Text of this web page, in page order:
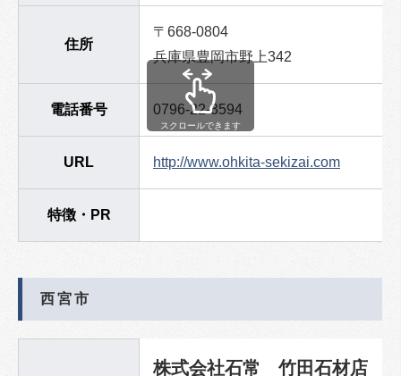
住所
〒668-0804
兵庫県豊岡市野上342
電話番号 0796-22-3594
URL http://www.ohkita-sekizai.com
特徴・PR
スクロールできます
西宮市
株式会社石常 竹田石材店